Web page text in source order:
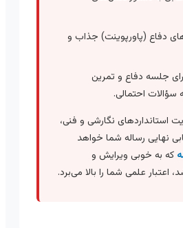
(پاورپوینت) جذاب و
دفاع و تمرین
احتمالی.
نگارشی و فنی،
رساله شما خواهد
خوبی ویرایش و
علمی شما را بالا می‌برد.